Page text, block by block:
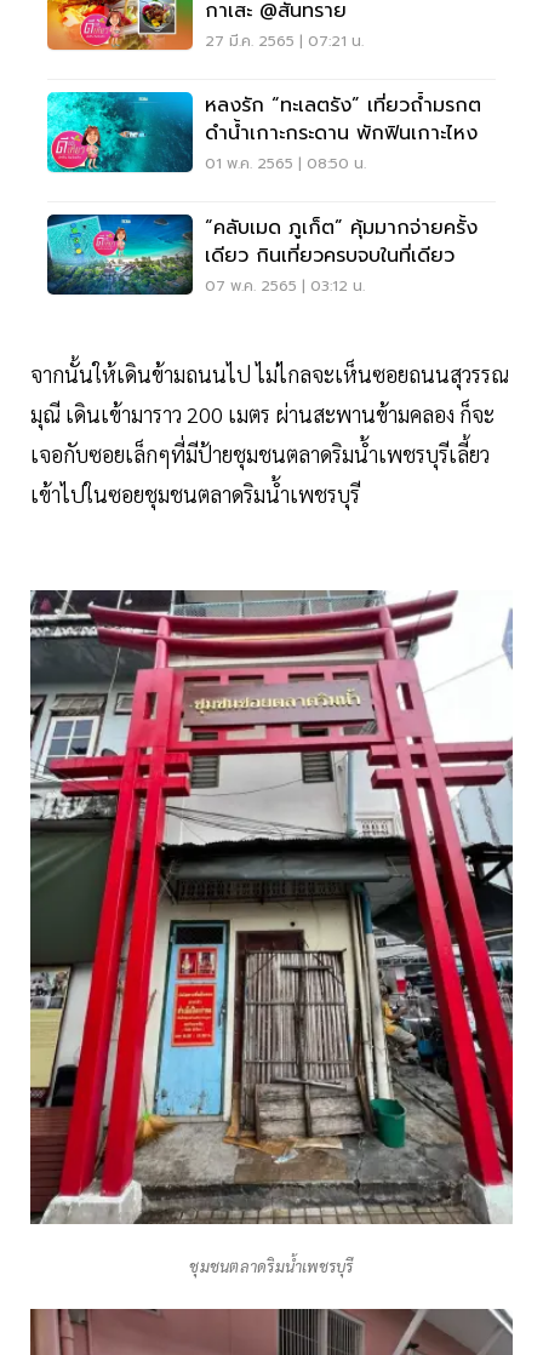
กาเสะ @สันทราย
27 มี.ค. 2565 | 07:21 น.
หลงรัก “ทะเลตรัง” เที่ยวถ้ำมรกต
ดำน้ำเกาะกระดาน พักฟินเกาะไหง
01 พ.ค. 2565 | 08:50 น.
“คลับเมด ภูเก็ต” คุ้มมากจ่ายครั้ง
เดียว กินเที่ยวครบจบในที่เดียว
07 พ.ค. 2565 | 03:12 น.
จากนั้นให้เดินข้ามถนนไป ไม่ไกลจะเห็นซอยถนนสุวรรณ
มุณี เดินเข้ามาราว 200 เมตร ผ่านสะพานข้ามคลอง ก็จะ
เจอกับซอยเล็กๆที่มีป้ายชุมชนตลาดริมน้ำเพชรบุรีเลี้ยว
เข้าไปในซอยชุมชนตลาดริมน้ำเพชรบุรี
ชุมชนตลาดริมน้ำเพชรบุรี